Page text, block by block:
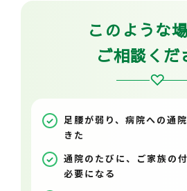
このような
ご相談くだ
足腰が弱り、病院への通
きた
通院のたびに、ご家族の
必要になる